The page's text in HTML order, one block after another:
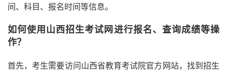
间、科目、报名时间等信息。
如何使用山西招生考试网进行报名、查询成绩等操
作？
首先，考生需要访问山西省教育考试院官方网站，找到招生